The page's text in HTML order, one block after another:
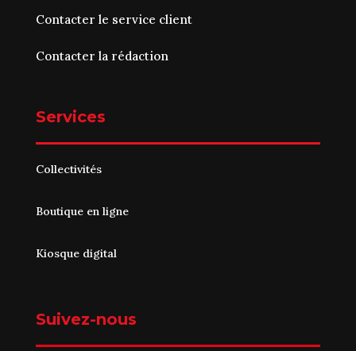
Contacter le service client
Contacter la rédaction
Services
Collectivités
Boutique en ligne
Kiosque digital
Suivez-nous